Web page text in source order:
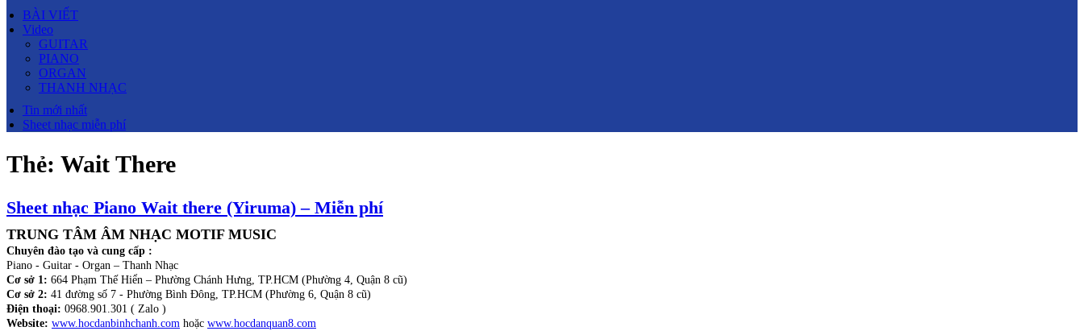
BÀI VIẾT
Video
GUITAR
PIANO
ORGAN
THANH NHẠC
Tin mới nhất
Sheet nhạc miễn phí
Thẻ: Wait There
Sheet nhạc Piano Wait there (Yiruma) – Miễn phí
TRUNG TÂM ÂM NHẠC MOTIF MUSIC
Chuyên đào tạo và cung cấp :
Piano - Guitar - Organ – Thanh Nhạc
Cơ sở 1: 664 Phạm Thế Hiển – Phường Chánh Hưng, TP.HCM (Phường 4, Quận 8 cũ)
Cơ sở 2: 41 đường số 7 - Phường Bình Đông, TP.HCM (Phường 6, Quận 8 cũ)
Điện thoại: 0968.901.301 ( Zalo )
Website: www.hocdanbinhchanh.com hoặc www.hocdanquan8.com